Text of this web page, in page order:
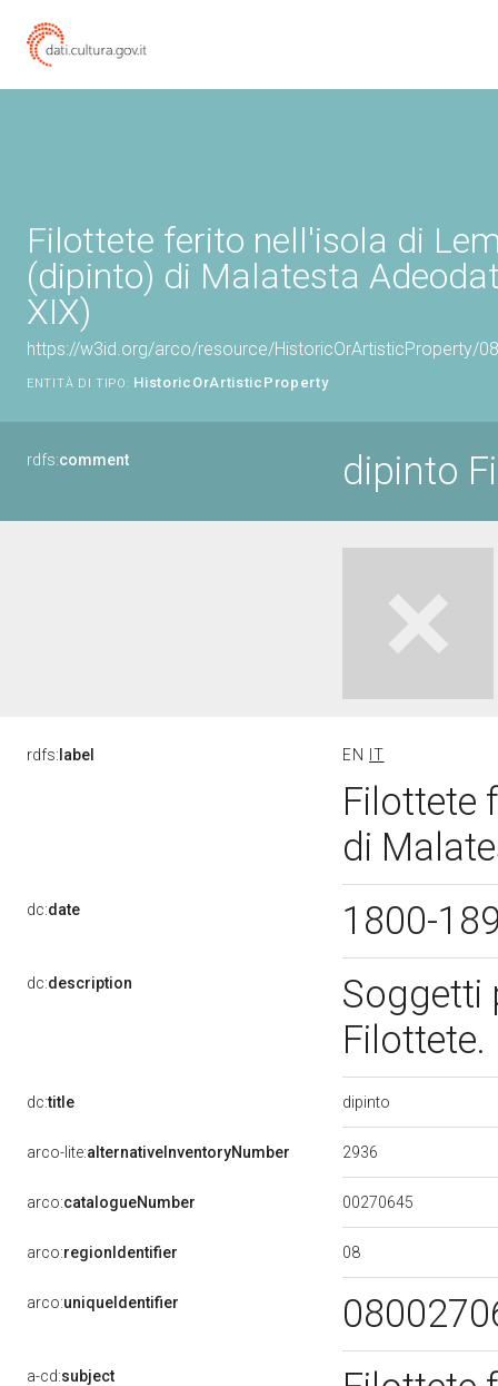
Filottete ferito nell'isola di
(dipinto) di Malatesta
XIX)
https://w3id.org/arco/resource/HistoricOrArtisticProperty/
ENTITÀ DI TIPO: HistoricOrArtisticProperty
rdfs:comment dipinto
rdfs: label EN IT
Filottete
di
dc:date 1800-
dc:description
Soggetti
dc:title dipinto
arco-lite:alternativeInventoryNumber 2936
arco:catalogueNumber 00270645
arco:regionIdentifier 08
arco:uniqueIdentifier
a-cd:subject